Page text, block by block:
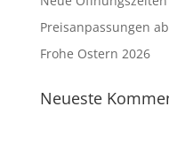
Preisanpassungen
Frohe Ostern 2026
Neueste